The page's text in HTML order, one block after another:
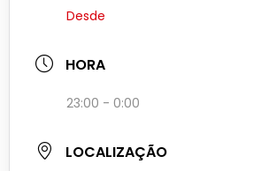
Desde
HORA
23:00 - 0:00
LOCALIZAÇÃO